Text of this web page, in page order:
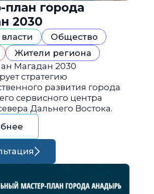
план города
2030
Общество
Жители региона
Магадан 2030
стратегию
развития города
сервисного центра
Дальнего Востока.